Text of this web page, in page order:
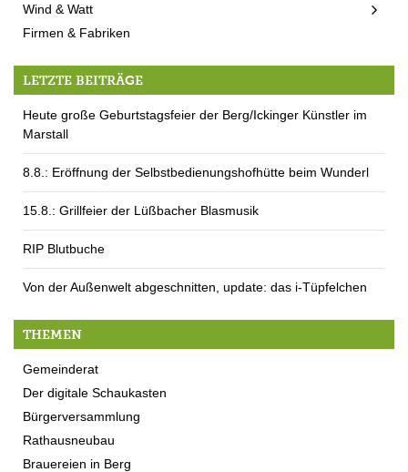
Wind & Watt
Firmen & Fabriken
LETZTE BEITRÄGE
Heute große Geburtstagsfeier der Berg/Ickinger Künstler im
Marstall
8.8.: Eröffnung der Selbstbedienungshofhütte beim Wunderl
15.8.: Grillfeier der Lüßbacher Blasmusik
RIP Blutbuche
Von der Außenwelt abgeschnitten, update: das i-Tüpfelchen
THEMEN
Gemeinderat
Der digitale Schaukasten
Bürgerversammlung
Rathausneubau
Brauereien in Berg